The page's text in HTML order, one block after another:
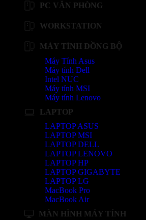
PC VĂN PHÒNG
WORKSTATION
MÁY TÍNH ĐỒNG BỘ
Máy Tính Asus
Máy tính Dell
Intel NUC
Máy tính MSI
Máy tính Lenovo
LAPTOP
LAPTOP ASUS
LAPTOP MSI
LAPTOP DELL
LAPTOP LENOVO
LAPTOP HP
LAPTOP GIGABYTE
LAPTOP LG
MacBook Pro
MacBook Air
MÀN HÌNH MÁY TÍNH